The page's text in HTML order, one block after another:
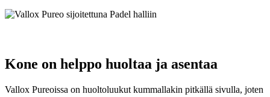
Kone on helppo huoltaa ja asentaa
Vallox Pureoissa on huoltoluukut kummallakin pitkällä sivulla, joten